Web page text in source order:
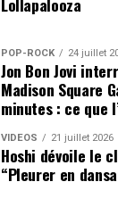
POP-ROCK 24 juillet
Jon Bon Jovi
Madison Square
minutes : ce que
VIDEOS 21 juillet 2026
Hoshi dévoile le
“Pleurer en